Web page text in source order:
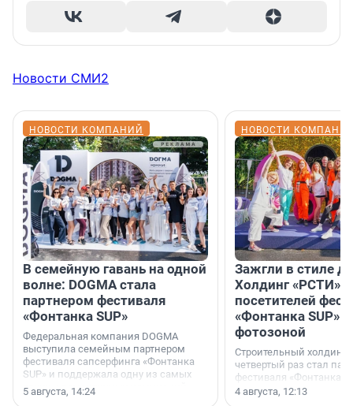
Новости СМИ2
НОВОСТИ КОМПАНИЙ
В семейную гавань на одной
волне: DOGMA стала
партнером фестиваля
«Фонтанка SUP»
Федеральная компания DOGMA
выступила семейным партнером
фестиваля сапсерфинга «Фонтанка
SUP» и поддержала одну из самых
ярких и романтичных номинаций —
«SUP-свадьба».
5 августа, 14:24
НОВОСТИ
Зажгли в стиле
Холдинг «РСТИ»
посетителей
«Фонтанка SUP»
фотозоной
Строительный холдинг
четвертый раз стал
фестиваля «Фонтанка
раз компания
4 августа, 12:13